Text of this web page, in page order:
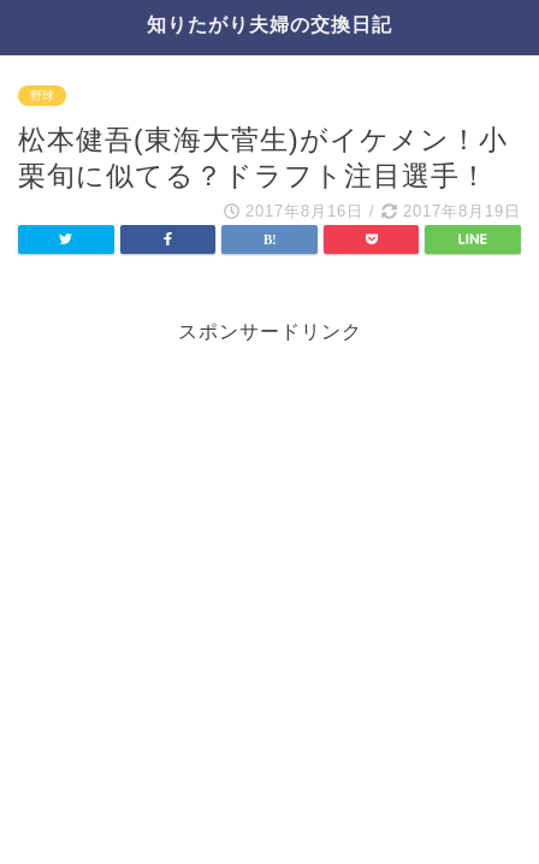
知りたがり夫婦の交換日記
野球
松本健吾(東海大菅生)がイケメン！小
栗旬に似てる？ドラフト注目選手！
2017年8月16日 / 2017年8月19日
スポンサードリンク